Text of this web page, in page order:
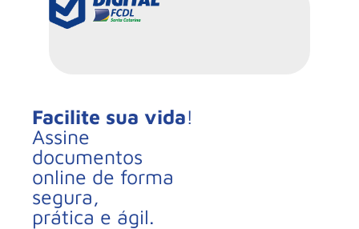
Facilite sua vida!
Assine
documentos
online de forma
segura,
prática e ágil.